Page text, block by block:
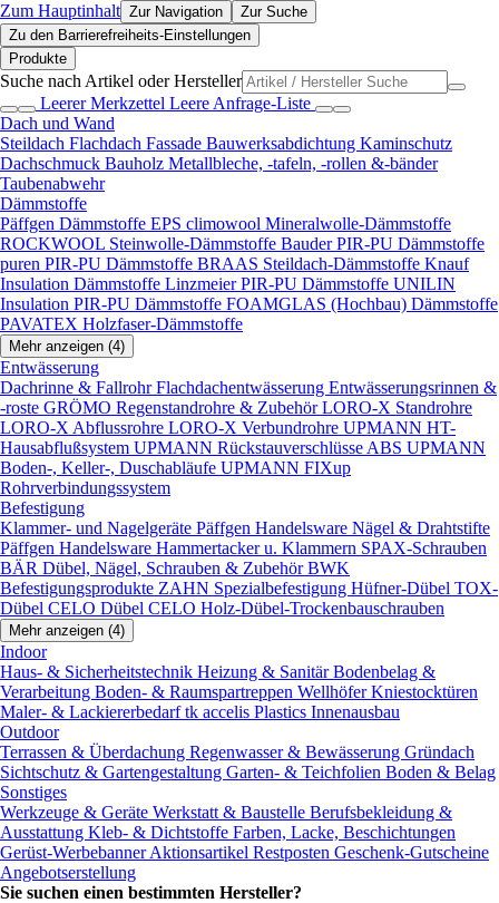
Zum Hauptinhalt Zur Navigation
Zur Suche
Zu den Barrierefreiheits-Einstellungen
Produkte
Suche nach Artikel oder Hersteller
Leerer Merkzettel Leere Anfrage-Liste
Dach und Wand
Steildach Flachdach Fassade Bauwerksabdichtung Kaminschutz
Dachschmuck Bauholz Metallbleche, -tafeln, -rollen &-bänder
Taubenabwehr
Dämmstoffe
Päffgen Dämmstoffe EPS climowool Mineralwolle-Dämmstoffe
ROCKWOOL Steinwolle-Dämmstoffe Bauder PIR-PU Dämmstoffe
puren PIR-PU Dämmstoffe BRAAS Steildach-Dämmstoffe Knauf
Insulation Dämmstoffe Linzmeier PIR-PU Dämmstoffe UNILIN
Insulation PIR-PU Dämmstoffe FOAMGLAS (Hochbau) Dämmstoffe
PAVATEX Holzfaser-Dämmstoffe
Mehr anzeigen (4)
Entwässerung
Dachrinne & FallrohrFlachdachentwässerung Entwässerungsrinnen &
-roste GRÖMO Regenstandrohre & ZubehörLORO-X Standrohre
LORO-X Abflussrohre LORO-X Verbundrohre UPMANN HT-
Hausabflußsystem UPMANN Rückstauverschlüsse ABS UPMANN
Boden-, Keller-, Duschabläufe UPMANN FIXup
Rohrverbindungssystem
Befestigung
Klammer- und Nagelgeräte Päffgen Handelsware Nägel & Drahtstifte
Päffgen Handelsware Hammertacker u. Klammern SPAX-Schrauben
BÄR Dübel, Nägel, Schrauben & ZubehörBWK
Befestigungsprodukte ZAHN Spezialbefestigung Hüfner-Dübel TOX-
Dübel CELO Dübel CELO Holz-Dübel-Trockenbauschrauben
Mehr anzeigen (4)
Indoor
Haus- & Sicherheitstechnik Heizung & SanitärBodenbelag &
Verarbeitung Boden- & Raumspartreppen Wellhöfer Kniestocktüren
Maler- & Lackiererbedarftk accelis Plastics Innenausbau
Outdoor
Terrassen & Überdachung Regenwasser & Bewässerung Gründach
Sichtschutz & Gartengestaltung Garten- & Teichfolien Boden & Belag
Sonstiges
Werkzeuge & Geräte Werkstatt & Baustelle Berufsbekleidung &
Ausstattung Kleb- & Dichtstoffe Farben, Lacke, Beschichtungen
Gerüst-WerbebannerAktionsartikel Restposten Geschenk-Gutscheine
Angebotserstellung
Sie suchen einen bestimmten Hersteller?